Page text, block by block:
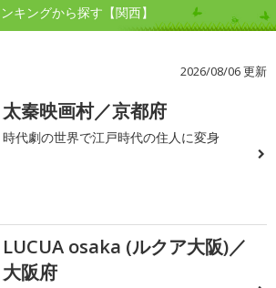
キングから探す【関西】
2026/08/06 更新
太秦映画村／京都府
時代劇の世界で江戸時代の住人に変身
LUCUA osaka (ルクア大阪)／
大阪府